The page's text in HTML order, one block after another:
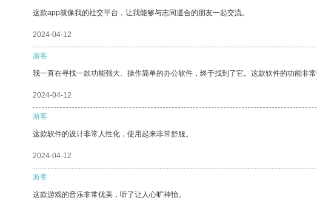
这款app就像我的社交平台，让我能够与志同道合的朋友一起交流。
2024-04-12
游客
我一直在寻找一款功能强大、操作简单的办公软件，终于找到了它。这款软件的功能非
2024-04-12
游客
这款软件的设计非常人性化，使用起来非常舒服。
2024-04-12
游客
这款游戏的音乐非常优美，听了让人心旷神怡。